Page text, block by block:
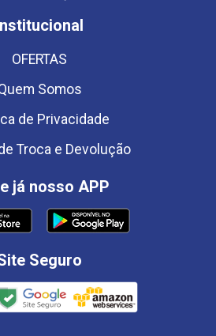
OFERTAS
Somos
de Privacidade
Troca e Devolução
já nosso APP
Seguro